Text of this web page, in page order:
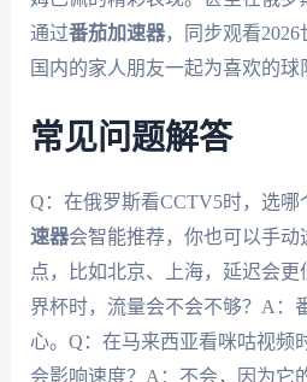
通过番茄加速器，同步观看
国内的家人朋友一起为喜欢的球
常见问题解答
Q：在俄罗斯看CCTV5时，选哪
速器会智能推荐，你也可以手动
点，比如北京、上海，延迟会
界杯时，流量会不会不够？A：
心。Q：在马来西亚看咪咕视频
会影响速度？A：不会，因为它